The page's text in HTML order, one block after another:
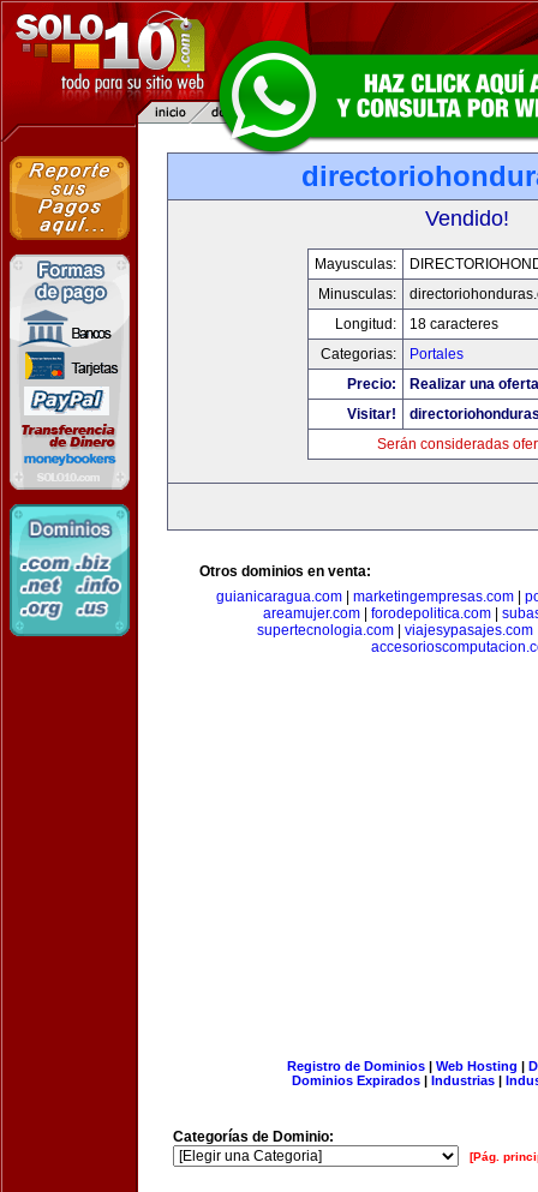
Vendido!
Mayusculas:
Minusculas:
Longitud:
18 caracteres
Categorias:
Portales
Precio:
Realizar una
Visitar!
Serán consideradas
Otros dominios en venta:
guianicaragua.com
marketingempresas.com
areamujer.com
forodepolitica.com
supertecnologia.com| viajesypasajes.com
Registro de Dominios| Web Hosting |
Dominios Expirados | Industrias |
Categorías de Dominio:
[Pág.